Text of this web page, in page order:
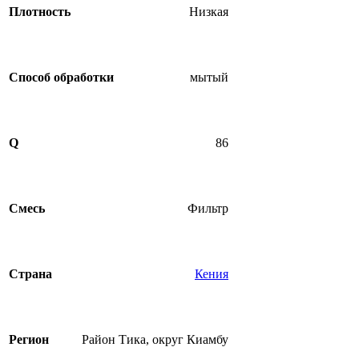
Плотность Низкая
Способ обработки мытый
Q 86
Смесь Фильтр
Страна Кения
Регион Район Тика, округ Киамбу